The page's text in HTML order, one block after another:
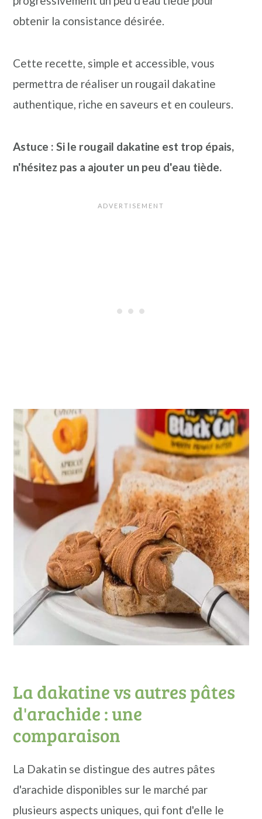
obtenir la consistance désirée.
Cette recette, simple et accessible, vous
permettra de réaliser un rougail dakatine
authentique, riche en saveurs et en couleurs.
Astuce : Si le rougail dakatine est trop épais,
n'hésitez pas a ajouter un peu d'eau tiède.
La dakatine vs autres pâtes
d'arachide : une
comparaison
La Dakatin se distingue des autres pâtes
d'arachide disponibles sur le marché par
plusieurs aspects uniques, qui font d'elle le